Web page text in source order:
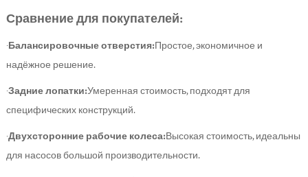
Сравнение для покупателей:
·Балансировочные отверстия:Простое, экономичное и
надёжное решение.
·Задние лопатки:Умеренная стоимость, подходят для
специфических конструкций.
·Двухсторонние рабочие колеса:Высокая стоимость, идеальны
для насосов большой производительности.